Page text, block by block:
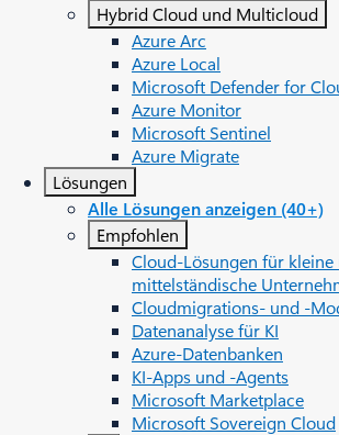
Hybrid Cloud und Multicloud
Azure Arc​
Azure Local
Microsoft Defender for
Azure Monitor
Microsoft Sentinel
Azure Migrate
Lösungen
Alle Lösungen anzeigen (40+)
Empfohlen
Cloud-Lösungen für kleine
mittelständische
Cloudmigrations- und -
Datenanalyse für KI
Azure-Datenbanken
KI-Apps und -Agents
Microsoft Marketplace
Microsoft Sovereign Cloud